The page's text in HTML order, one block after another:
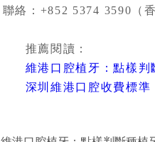
聯絡：+852 5374 3590（
推薦閱讀：
維港口腔植牙：點樣
深圳維港口腔收費標準